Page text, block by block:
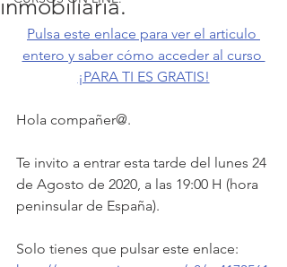
inmobiliaria.
Pulsa este enlace para ver el articulo
entero y saber cómo acceder al curso
¡PARA TI ES GRATIS!
Hola compañer@.
Te invito a entrar esta tarde del lunes 24
de Agosto de 2020, a las 19:00 H (hora
peninsular de España).
Solo tienes que pulsar este enlace: